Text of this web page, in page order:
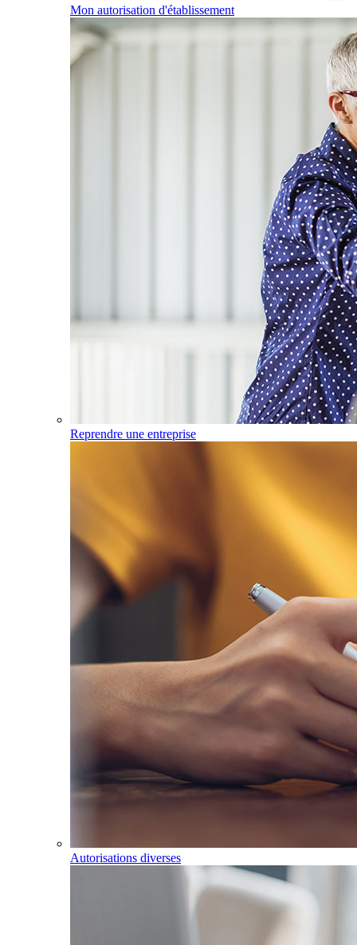
Mon autorisation d'établissement
Reprendre une entreprise
Autorisations diverses